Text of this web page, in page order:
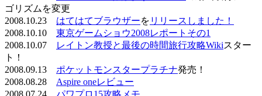
ゴリズムを変更
2008.10.23 はてはてブラウザーを リリースしました！
2008.10.10 東京ゲームショウ2008レポートその1
2008.10.07
レイトン教授と最後の時間旅行攻略Wikiスター
ト！
2008.09.13 ポケットモンスタープラチナ発売！
2008.08.28 Aspire oneレビュー
2008.07.24 パワプロ15攻略メモ